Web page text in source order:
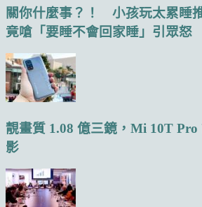
關你什麼事？！ 小孩玩太累睡
竟嗆「要睡不會回家睡」引眾怒
靚畫質 1.08 億三鏡，Mi 10T
影